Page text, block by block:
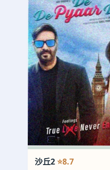
沙丘2⭐8.7